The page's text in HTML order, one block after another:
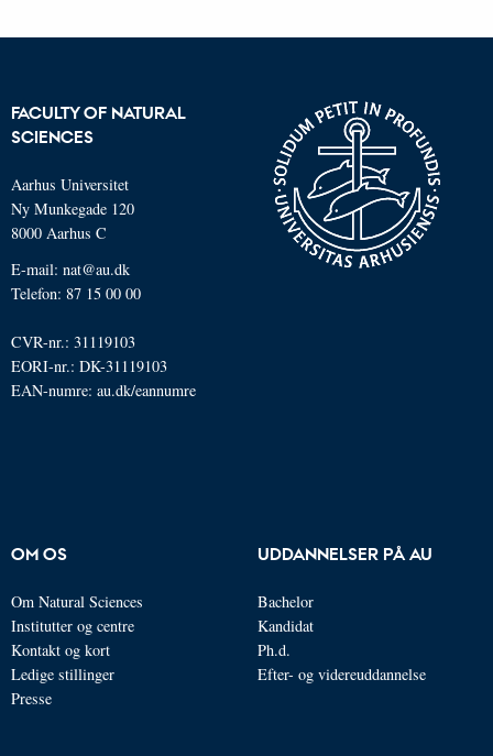
FACULTY OF NATURAL
SCIENCES
Aarhus Universitet
Ny Munkegade 120
8000 Aarhus C
E-mail: nat@au.dk
Telefon: 87 15 00 00
CVR-nr.: 31119103
EORI-nr.: DK-31119103
EAN-numre: au.dk/eannumre
OM OS
Om Natural Sciences
Institutter og centre
Kontakt og kort
Ledige stillinger
Presse
UDDANNELSER PÅ AU
Bachelor
Kandidat
Ph.d.
Efter- og videreuddannelse